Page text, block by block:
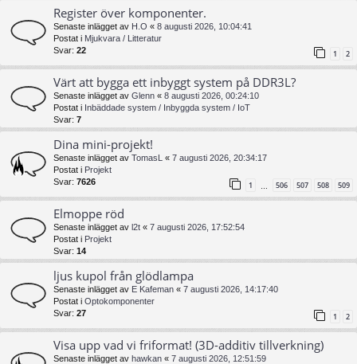
Register över komponenter.
Senaste inlägget av H.O « 8 augusti 2026, 10:04:41
Postat i Mjukvara / Litteratur
Svar: 22 1 2
Värt att bygga ett inbyggt system på DDR3L?
Senaste inlägget av Glenn « 8 augusti 2026, 00:24:10
Postat i Inbäddade system / Inbyggda system / IoT
Svar: 7
Dina mini-projekt!
Senaste inlägget av TomasL « 7 augusti 2026, 20:34:17
Postat i Projekt
Svar: 7626 1 506 507 508 509
Elmoppe röd
Senaste inlägget av l2t « 7 augusti 2026, 17:52:54
Postat i Projekt
Svar: 14
ljus kupol från glödlampa
Senaste inlägget av E Kafeman « 7 augusti 2026, 14:17:40
Postat i Optokomponenter
Svar: 27 1 2
Visa upp vad vi friformat! (3D-additiv tillverkning)
Senaste inlägget av hawkan « 7 augusti 2026, 12:51:59